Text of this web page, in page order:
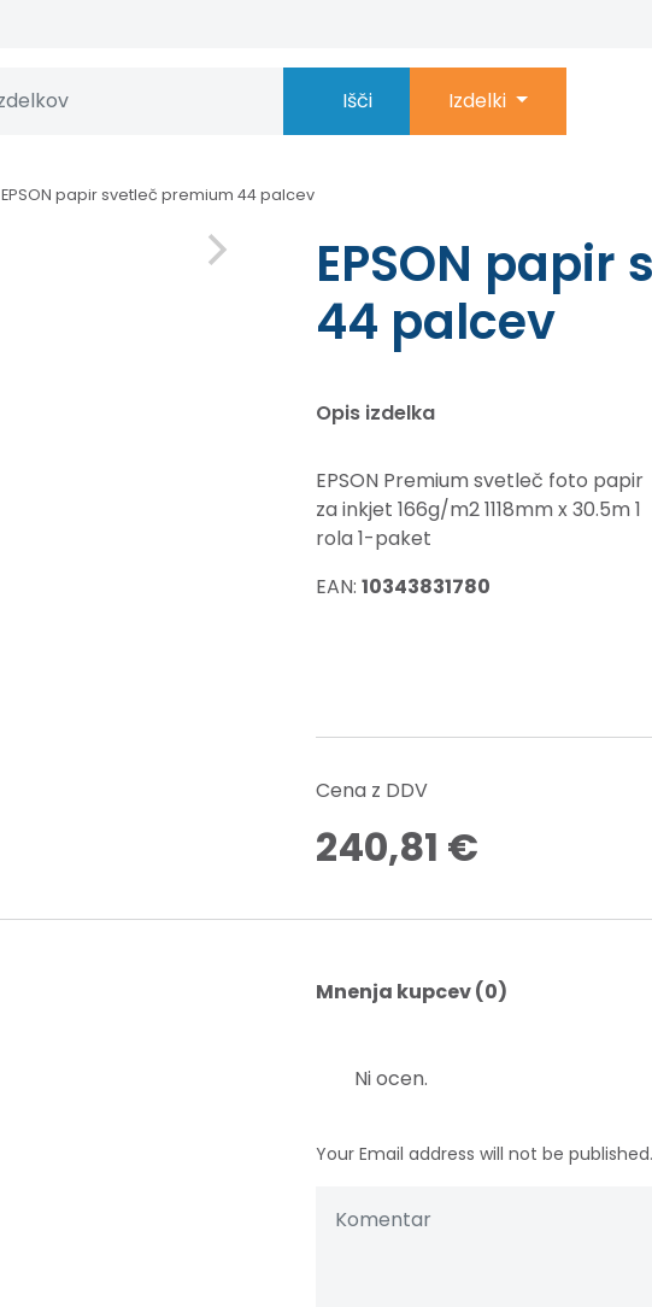
Išči Izdelki
EPSON papir svetleč premium 44 palcev
EPSON
44 palcev
Opis izdelka
EPSON Premium svetleč foto papir
za inkjet 166g/m2 1118mm x 30.5m 1
rola 1-paket
EAN: 10343831780
Cena z DDV
240,81 €
Mnenja kupcev (0)
Ni ocen.
Your Email address will not be published.